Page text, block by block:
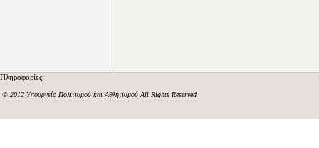
Πληροφορίες
© 2012 Υπουργείο Πολιτισμού και Αθλητισμού All Rights Reserved